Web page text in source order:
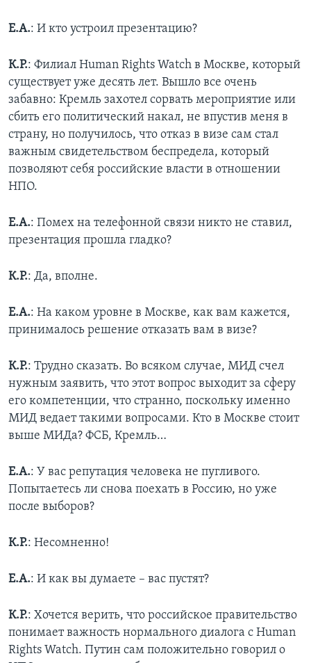
Е.А.: И кто устроил презентацию?
К.Р.: Филиал Human Rights Watch в Москве, который
существует уже десять лет. Вышло все очень
забавно: Кремль захотел сорвать мероприятие или
сбить его политический накал, не впустив меня в
страну, но получилось, что отказ в визе сам стал
важным свидетельством беспредела, который
позволяют себя российские власти в отношении
НПО.
Е.А.: Помех на телефонной связи никто не ставил,
презентация прошла гладко?
К.Р.: Да, вполне.
Е.А.: На каком уровне в Москве, как вам кажется,
принималось решение отказать вам в визе?
К.Р.: Трудно сказать. Во всяком случае, МИД счел
нужным заявить, что этот вопрос выходит за сферу
его компетенции, что странно, поскольку именно
МИД ведает такими вопросами. Кто в Москве стоит
выше МИДа? ФСБ, Кремль…
Е.А.: У вас репутация человека не пугливого.
Попытаетесь ли снова поехать в Россию, но уже
после выборов?
К.Р.: Несомненно!
Е.А.: И как вы думаете – вас пустят?
К.Р.: Хочется верить, что российское правительство
понимает важность нормального диалога с Human
Rights Watch. Путин сам положительно говорил о